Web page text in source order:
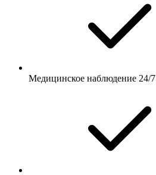
Медицинское наблюдение 24/7